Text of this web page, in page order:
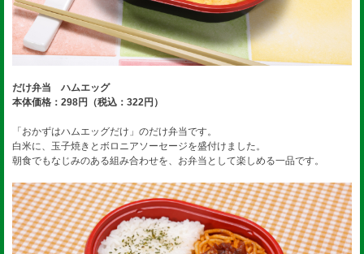
だけ弁当 ハムエッグ
本体価格：298円（税込：322円）
「おかずはハムエッグだけ」のだけ弁当です。
白米に、玉子焼きとボロニアソーセージを盛付けました。
朝食でもなじみのある組み合わせを、お弁当として楽しめる一品です。